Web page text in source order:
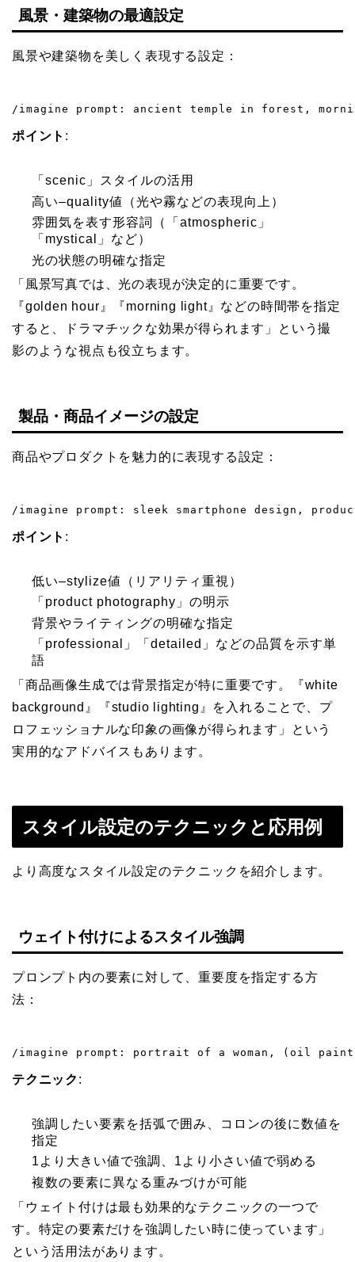
風景・建築物の最適設定
風景や建築物を美しく表現する設定：
/imagine prompt: ancient temple in forest,
ポイント :
「scenic」スタイルの活用
高い–quality値（光や霧などの表現向上）
雰囲気を表す形容詞（「atmospheric」
「mystical」など）
光の状態の明確な指定
「風景写真では、光の表現が決定的に重要です。
『golden hour』『morning light』などの時間帯を指定
すると、ドラマチックな効果が得られます」という撮
影のような視点も役立ちます。
製品・商品イメージの設定
商品やプロダクトを魅力的に表現する設定：
/imagine prompt: sleek smartphone design,
ポイント :
低い–stylize値（リアリティ重視）
「product photography」の明示
背景やライティングの明確な指定
「professional」「detailed」などの品質を示す単
語
「商品画像生成では背景指定が特に重要です。『white
background』『studio lighting』を入れることで、プ
ロフェッショナルな印象の画像が得られます」という
実用的なアドバイスもあります。
スタイル設定のテクニックと応用例
より高度なスタイル設定のテクニックを紹介します。
ウェイト付けによるスタイル強調
プロンプト内の要素に対して、重要度を指定する方
法：
/imagine prompt: portrait of a woman, (oil
テクニック :
強調したい要素を括弧で囲み、コロンの後に数値を
指定
1より大きい値で強調、1より小さい値で弱める
複数の要素に異なる重みづけが可能
「ウェイト付けは最も効果的なテクニックの一つで
す。特定の要素だけを強調したい時に使っています」
という活用法があります。